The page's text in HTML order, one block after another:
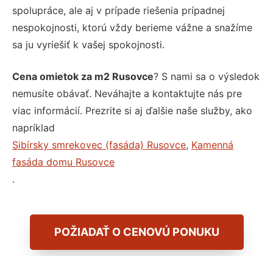
spolupráce, ale aj v prípade riešenia prípadnej
nespokojnosti, ktorú vždy berieme vážne a snažíme
sa ju vyriešiť k vašej spokojnosti.
Cena omietok za m2 Rusovce? S nami sa o výsledok
nemusíte obávať. Neváhajte a kontaktujte nás pre
viac informácií. Prezrite si aj ďalšie naše služby, ako
napríklad
Sibírsky smrekovec (fasáda) Rusovce, Kamenná
fasáda domu Rusovce
.
POŽIADAŤ O CENOVÚ PONUKU